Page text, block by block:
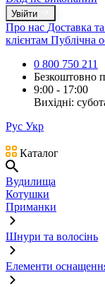
Увійти
Про нас Доставка
клієнтам Публічна
0 800 750 211
Безкоштовно
9:00 - 17:00
Вихідні:
Рус Укр
Каталог
Вудилища
Котушки
Приманки
Шнури та волосінь
Елементи